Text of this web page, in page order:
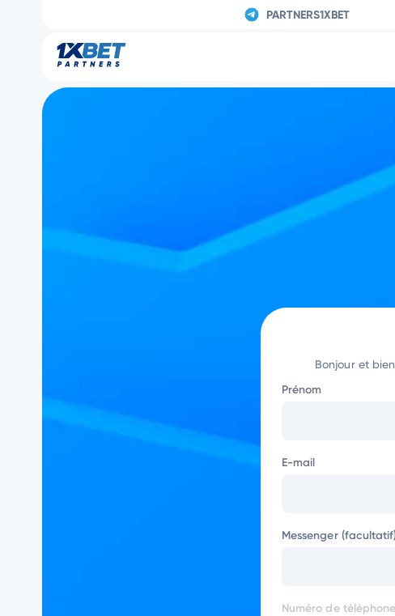
PARTNERS1XBET
Bonjour et
Prénom
E-mail
Messenger
Numéro de téléphone